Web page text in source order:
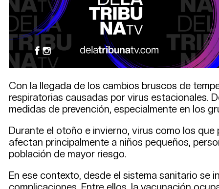
Con la llegada de los cambios bruscos de
respiratorias causadas por virus estacionales.
medidas de prevención, especialmente en los
Durante el otoño e invierno, virus como los
afectan principalmente a niños pequeños,
población de mayor riesgo.
En ese contexto, desde el sistema sanitario se